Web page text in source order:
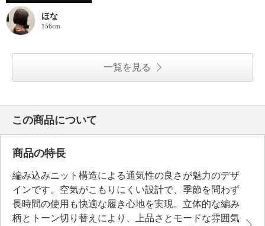
ほな
156cm
一覧を見る
この商品について
商品の特長
編み込みニット構造による通気性の良さが魅力のデザ
インです。空気がこもりにくい設計で、季節を問わず
長時間の使用も快適な履き心地を実現。立体的な編み
柄とトーン切り替えにより、上品さとモードな雰囲気